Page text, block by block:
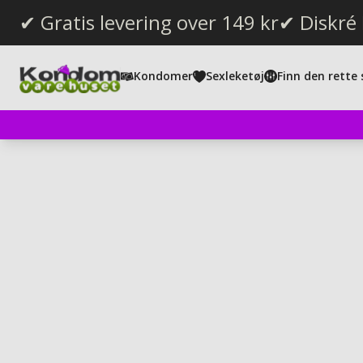
✔ Gratis levering over 149 kr✔ Diskré
Kondomer Sexleketøj Finn den rette